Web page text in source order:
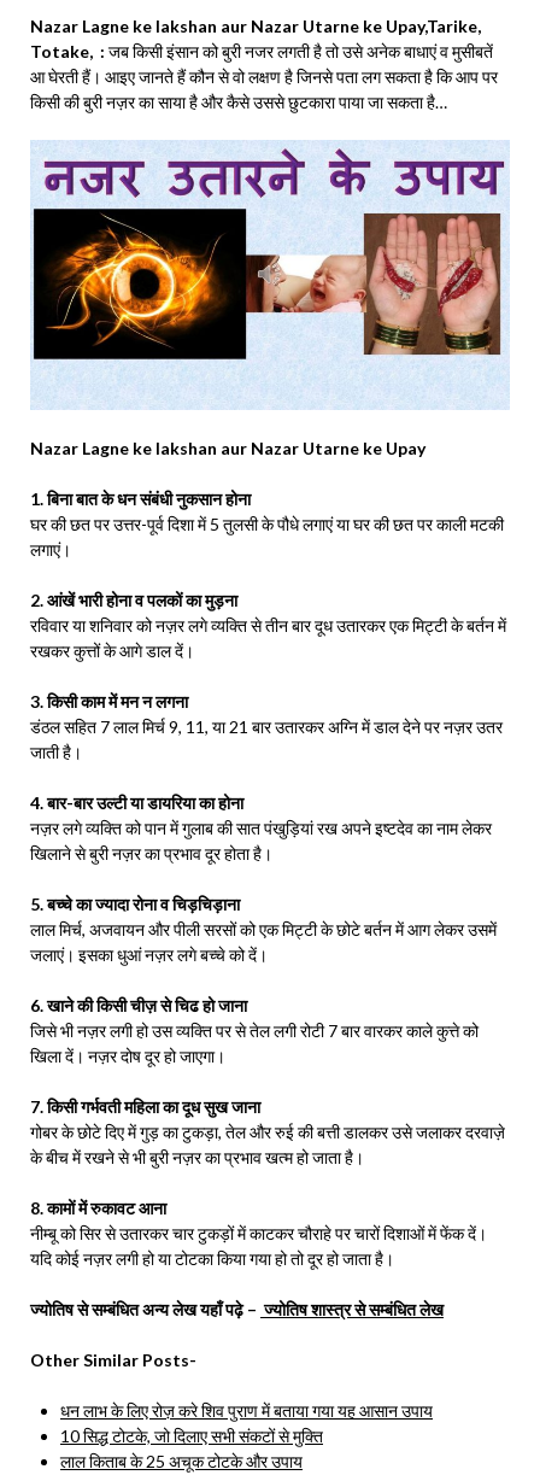
Nazar Lagne ke lakshan aur Nazar Utarne ke Upay,Tarike,
Totake, : जब किसी इंसान को बुरी नजर लगती है तो उसे अनेक बाधाएं व मुसीबतें
आ घेरती हैं। आइए जानते हैं कौन से वो लक्षण है जिनसे पता लग सकता है कि आप पर
किसी की बुरी नज़र का साया है और कैसे उससे छुटकारा पाया जा सकता है…
Nazar Lagne ke lakshan aur Nazar Utarne ke Upay
1. बिना बात के धन संबंधी नुकसान होना
घर की छत पर उत्तर-पूर्व दिशा में 5 तुलसी के पौधे लगाएं या घर की छत पर काली मटकी
लगाएं।
2. आंखें भारी होना व पलकों का मुड़ना
रविवार या शनिवार को नज़र लगे व्यक्ति से तीन बार दूध उतारकर एक मिट्टी के बर्तन में
रखकर कुत्तों के आगे डाल दें।
3. किसी काम में मन न लगना
डंठल सहित 7 लाल मिर्च 9, 11, या 21 बार उतारकर अग्नि में डाल देने पर नज़र उतर
जाती है।
4. बार-बार उल्टी या डायरिया का होना
नज़र लगे व्यक्ति को पान में गुलाब की सात पंखुड़ियां रख अपने इष्टदेव का नाम लेकर
खिलाने से बुरी नज़र का प्रभाव दूर होता है।
5. बच्चे का ज्यादा रोना व चिड़चिड़ाना
लाल मिर्च, अजवायन और पीली सरसों को एक मिट्टी के छोटे बर्तन में आग लेकर उसमें
जलाएं। इसका धुआं नज़र लगे बच्चे को दें।
6. खाने की किसी चीज़ से चिढ हो जाना
जिसे भी नज़र लगी हो उस व्यक्ति पर से तेल लगी रोटी 7 बार वारकर काले कुत्ते को
खिला दें। नज़र दोष दूर हो जाएगा।
7. किसी गर्भवती महिला का दूध सुख जाना
गोबर के छोटे दिए में गुड़ का टुकड़ा, तेल और रुई की बत्ती डालकर उसे जलाकर दरवाज़े
के बीच में रखने से भी बुरी नज़र का प्रभाव खत्म हो जाता है।
8. कामों में रुकावट आना
नीम्बू को सिर से उतारकर चार टुकड़ों में काटकर चौराहे पर चारों दिशाओं में फेंक दें।
यदि कोई नज़र लगी हो या टोटका किया गया हो तो दूर हो जाता है।
ज्योतिष से सम्बंधित अन्य लेख यहाँ पढ़े – ज्योतिष शास्त्र से सम्बंधित लेख
Other Similar Posts-
धन लाभ के लिए रोज़ करे शिव पुराण में बताया गया यह आसान उपाय
10 सिद्ध टोटके, जो दिलाए सभी संकटों से मुक्ति
लाल किताब के 25 अचूक टोटके और उपाय